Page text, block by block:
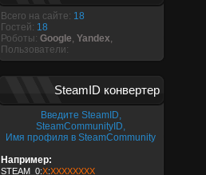
Всего на сайте: 18
Гостей: 18
Роботы: Google, Yandex,
Пользователи:
SteamID конвертер
Введите SteamID,
SteamCommunityID,
Имя профиля в SteamCommunity
Например:
STEAM_0:X:XXXXXXXX